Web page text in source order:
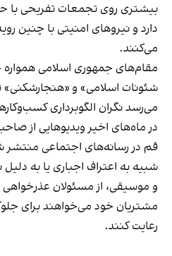
بیشتری روی تجمعات تفریحی با
دارد و نیروهای امنیتی با چنین
می‌کنند.
مقام‌های جمهوری اسلامی
شئونات اسلامی» و
می‌رسد نگران الگوبرداری
در ماه‌های اخیر ویدیوهایی از
قم در رسانه‌های اجتماعی منتشر
شبیه به اعتراف اجباری یا به
و موسیقی، از مسئولان عذرخواهی و
مشتریان خود می‌خواهند برای
رعایت کنند.